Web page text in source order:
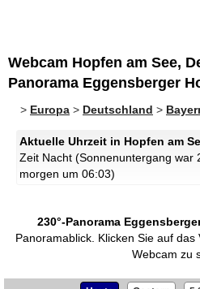
Webcam Hopfen am See,
Panorama Eggensberger
> Europa > Deutschland >
Aktuelle Uhrzeit in Hopfen am
Zeit Nacht (Sonnenuntergang war
morgen um 06:03)
230°-Panorama
Panoramablick. Klicken Sie auf das
Webcam zu